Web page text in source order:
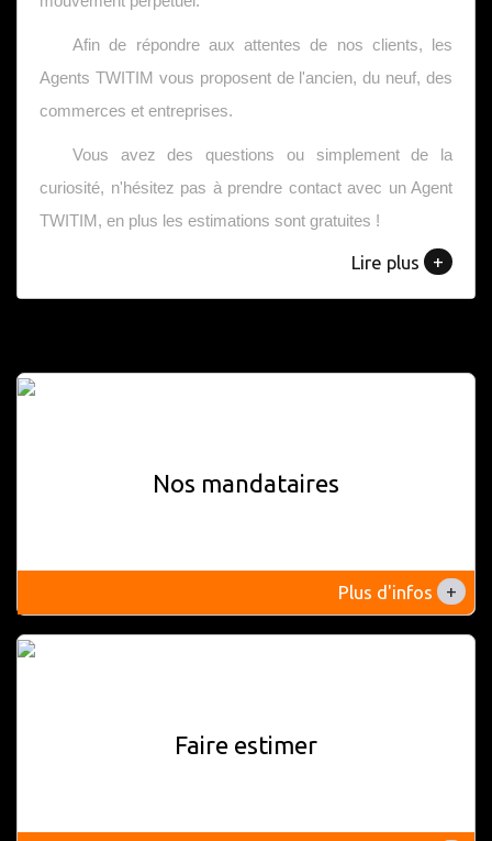
Afin de répondre aux attentes de nos clients, les
Agents TWITIM vous proposent de l'ancien, du neuf, des
commerces et entreprises.
Vous avez des questions ou simplement de la
curiosité, n'hésitez pas à prendre contact avec un Agent
TWITIM, en plus les estimations sont gratuites !
Lire plus +
Nos mandataires
Plus d'infos +
Faire estimer